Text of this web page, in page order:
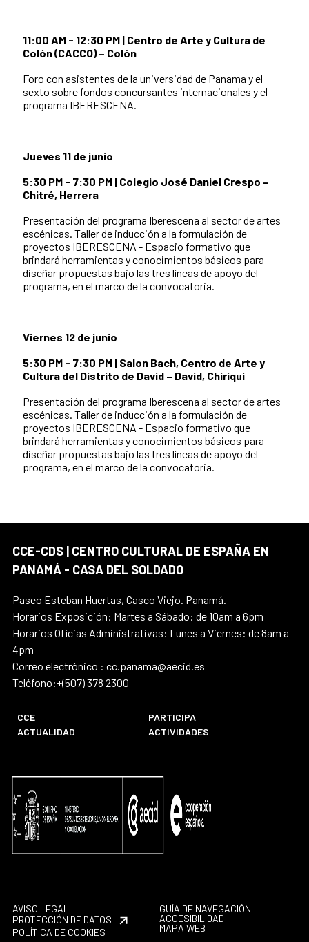
11:00 AM - 12:30 PM | Centro de Arte y Cultura de
Colón (CACCO) – Colón
Foro con asistentes de la universidad de Panama y el
sexto sobre fondos concursantes internacionales y el
programa IBERESCENA.
Jueves 11 de junio
5:30 PM - 7:30 PM | Colegio José Daniel Crespo –
Chitré, Herrera
Presentación del programa Iberescena al sector de artes
escénicas. Taller de inducción a la formulación de
proyectos IBERESCENA - Espacio formativo que
brindará herramientas y conocimientos básicos para
diseñar propuestas bajo las tres líneas de apoyo del
programa, en el marco de la convocatoria.
Viernes 12 de junio
5:30 PM - 7:30 PM | Salon Bach, Centro de Arte y
Cultura del Distrito de David – David, Chiriquí
Presentación del programa Iberescena al sector de artes
escénicas. Taller de inducción a la formulación de
proyectos IBERESCENA - Espacio formativo que
brindará herramientas y conocimientos básicos para
diseñar propuestas bajo las tres líneas de apoyo del
programa, en el marco de la convocatoria.
CCE-CDS | CENTRO CULTURAL DE ESPAÑA EN
PANAMÁ - CASA DEL SOLDADO
Paseo Esteban Huertas, Casco Viejo. Panamá.
Horarios Exposición: Martes a Sábado: de 10am a 6pm
Horarios Oficias Administrativas: Lunes a Viernes: de 8am a
4pm
Correo electrónico : cc.panama@aecid.es
Teléfono:+(507) 378 2300
CCE
PARTICIPA
ACTUALIDAD
ACTIVIDADES
AVISO LEGAL
PROTECCIÓN DE DATOS
POLÍTICA DE COOKIES
GUÍA DE NAVEGACIÓN
ACCESIBILIDAD
MAPA WEB